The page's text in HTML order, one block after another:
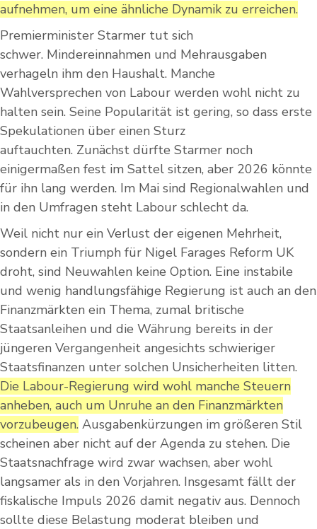
aufnehmen, um eine ähnliche Dynamik zu erreichen.
Premierminister Starmer tut sich
schwer. Mindereinnahmen und Mehrausgaben
verhageln ihm den Haushalt. Manche
Wahlversprechen von Labour werden wohl nicht zu
halten sein. Seine Popularität ist gering, so dass erste
Spekulationen über einen Sturz
auftauchten. Zunächst dürfte Starmer noch
einigermaßen fest im Sattel sitzen, aber 2026 könnte
für ihn lang werden. Im Mai sind Regionalwahlen und
in den Umfragen steht Labour schlecht da.
Weil nicht nur ein Verlust der eigenen Mehrheit,
sondern ein Triumph für Nigel Farages Reform UK
droht, sind Neuwahlen keine Option. Eine instabile
und wenig handlungsfähige Regierung ist auch an den
Finanzmärkten ein Thema, zumal britische
Staatsanleihen und die Währung bereits in der
jüngeren Vergangenheit angesichts schwieriger
Staatsfinanzen unter solchen Unsicherheiten litten.
Die Labour-Regierung wird wohl manche Steuern
anheben, auch um Unruhe an den Finanzmärkten
vorzubeugen. Ausgabenkürzungen im größeren Stil
scheinen aber nicht auf der Agenda zu stehen. Die
Staatsnachfrage wird zwar wachsen, aber wohl
langsamer als in den Vorjahren. Insgesamt fällt der
fiskalische Impuls 2026 damit negativ aus. Dennoch
sollte diese Belastung moderat bleiben und